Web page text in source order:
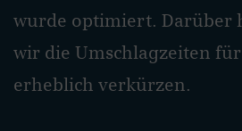
wurde optimiert. Darüber
wir die Umschlagzeiten
erheblich verkürzen.